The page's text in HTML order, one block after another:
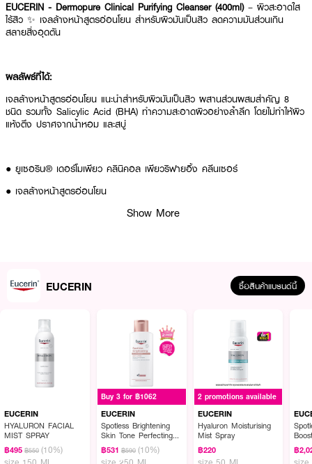
EUCERIN - Dermopure Clinical Purifying Cleanser (400ml) – ผิวสะอาดใส
ไร้สิว ✨ เจลล้างหน้าสูตรอ่อนโยน สำหรับผิวมันเป็นสิว ลดความมันส่วนเกิน
สลายสิ่งอุดตัน
ผลลัพธ์ที่ได้:
เจลล้างหน้าสูตรอ่อนโยน แนะนำสำหรับผิวมันเป็นสิว ผสานส่วนผสมสำคัญ 8
ชนิด รวมทั้ง Salicylic Acid (BHA) ทำความสะอาดผิวอย่างล้ำลึก โดยไม่ทำให้ผิว
แห้งตึง ปราศจากน้ำหอม และสบู่
● ยูเซอริน® เดอร์โมเพียว คลินิคอล เพียวริฟายอิ้ง คลีนเซอร์
● เจลล้างหน้าสูตรอ่อนโยน
● ปราศจากน้ำหอม และสบู่
How To Use :
● บีบเนื้อเจลลงบนฝ่ามือ ลูบไลทำความสะอาดให้ทั่วใบหน้า
● ล้างออกด้วยน้ำสะอาด
● ใช้เป็นประจำวันละ 2 ครั้ง ก่อนใช้ผลิตภัณฑ์บำรุงผิวหน้า
☘️ ผิวสะอาดใส ไร้สิว ด้วย EUCERIN Dermopure Clinical Purifying Cleanser
Show More
EUCERIN ซื้อสินค้าแบรนด์นี้
EUCERIN
HYALURON FACIAL
MIST SPRAY
฿495 ฿550 (10%)
size 150 ML
Buy 3 for ฿1062
EUCERIN
Spotless Brightening
Skin Tone Perfecting
Body Lotion
฿531 ฿590 (10%)
size 250 ML
2 promotions available
EUCERIN
Hyaluron Moisturising
Mist Spray
฿220
size 50 ML
฿
size